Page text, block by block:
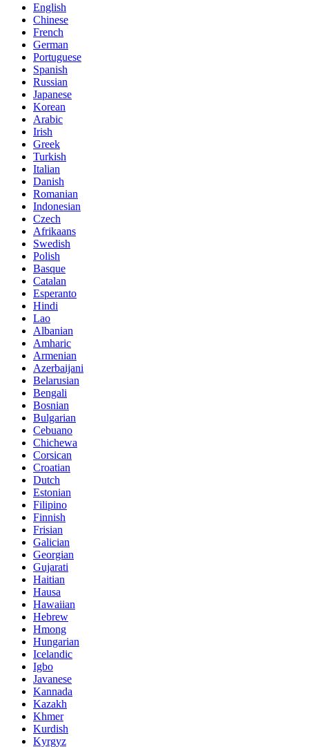
English
Chinese
French
German
Portuguese
Spanish
Russian
Japanese
Korean
Arabic
Irish
Greek
Turkish
Italian
Danish
Romanian
Indonesian
Czech
Afrikaans
Swedish
Polish
Basque
Catalan
Esperanto
Hindi
Lao
Albanian
Amharic
Armenian
Azerbaijani
Belarusian
Bengali
Bosnian
Bulgarian
Cebuano
Chichewa
Corsican
Croatian
Dutch
Estonian
Filipino
Finnish
Frisian
Galician
Georgian
Gujarati
Haitian
Hausa
Hawaiian
Hebrew
Hmong
Hungarian
Icelandic
Igbo
Javanese
Kannada
Kazakh
Khmer
Kurdish
Kyrgyz